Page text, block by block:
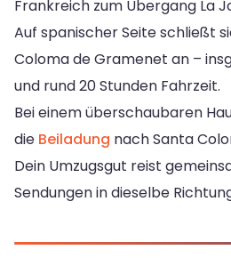
Frankreich zum Übergang La
Auf spanischer Seite schließt
Coloma de Gramenet an –
und rund 20 Stunden Fahrzeit.
Bei einem überschaubaren
die Beiladung nach Santa
Dein Umzugsgut reist
Sendungen in dieselbe